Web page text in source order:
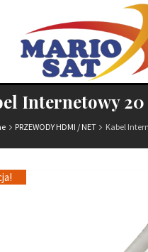
Internetowy
PRZEWODY HDMI / NET Kabel